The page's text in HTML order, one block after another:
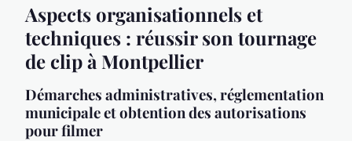
Aspects organisationnels et
techniques : réussir son tournage
de clip à Montpellier
Démarches administratives, réglementation
municipale et obtention des autorisations
pour filmer